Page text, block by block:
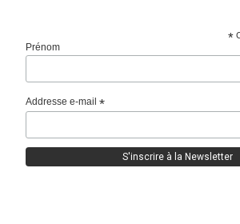
*
Prénom
Addresse e-mail*